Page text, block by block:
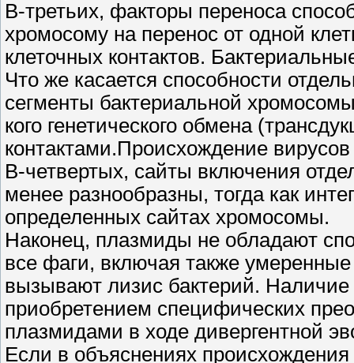
В-третьих, факторы переноса
хромосому на перенос от одной
клеточных контактов.
Что же касается способности
сегменты бактериальной
кого генетического обмена
контактами.Происхождение вирусов
В-четвертых, сайты включения
менее разнообразны, тогда как
определенных сайтах хромосомы.
Наконец, плазмиды не обладают
все фаги, включая также
вызывают лизис бактерий.
приобретением специфических
плазмидами в ходе дивергентной
Если в объяснениях